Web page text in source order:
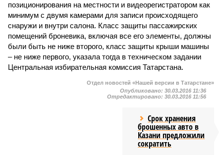
позиционирования на местности и видеорегистратором как
минимум с двумя камерами для записи происходящего
снаружи и внутри салона. Класс защиты пассажирских
помещений броневика, включая все его элементы, должны
были быть не ниже второго, класс защиты крыши машины
– не ниже первого, указала тогда в техническом задании
Центральная избирательная комиссия Татарстана.
Отдел новостей «Нашей версии в Татарстане»
Опубликовано: 30.03.2016 11:36
Отредактировано: 30.03.2016 11:56
Срок хранения
брошенных авто в
Казани предложили
сократить